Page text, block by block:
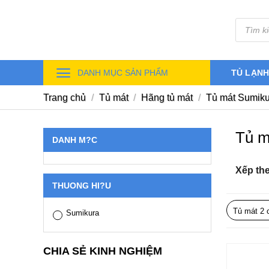
Tìm
kiếm
sản
DANH MỤC SẢN PHẨM TỦ LẠNH
Trang chủ / Tủ mát / Hãng tủ mát / Tủ mát
DANH M?C
THUONG HI?U
Sumikura
CHIA SẺ KINH NGHIỆM
Tủ
Xếp
Tủ mát 2